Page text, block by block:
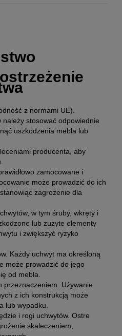
z normami UE).
stosować odpowiednie
uszkodzenia mebla lub
producenta, aby
zamocowane i
może prowadzić do ich
zagrożenie dla
w tym śruby, wkręty i
lub zużyte elementy
i zwiększyć ryzyko
Każdy uchwyt ma określoną
może prowadzić do jego
od mebla.
przeznaczeniem. Używanie
z ich konstrukcją może
lub wypadku.
i rogi uchwytów. Ostre
skaleczeniem,